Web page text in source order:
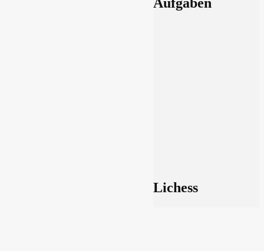
Aufgaben
Lichess